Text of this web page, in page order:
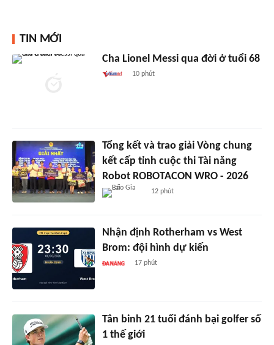
TIN MỚI
Cha Lionel Messi qua đời ở tuổi 68
10 phút
Tổng kết và trao giải Vòng chung
kết cấp tỉnh cuộc thi Tài năng
Robot ROBOTACON WRO - 2026
12 phút
Nhận định Rotherham vs West
Brom: đội hình dự kiến
17 phút
Tân binh 21 tuổi đánh bại golfer số
1 thế giới